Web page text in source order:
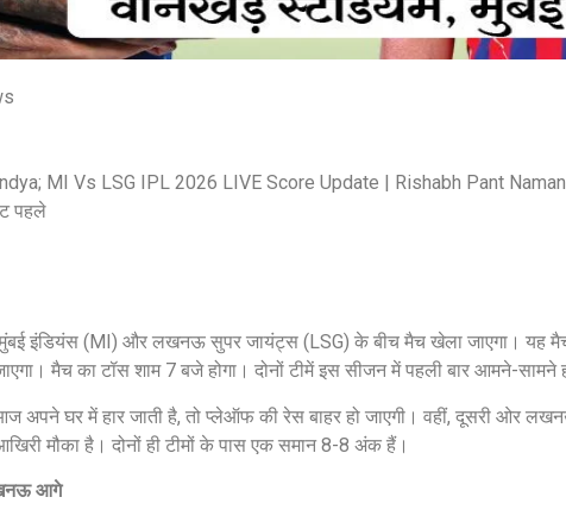
MI Vs LSG IPL 2026 LIVE Score Update | Rishabh Pant
पहले
मुंबई इंडियंस (MI) और लखनऊ सुपर जायंट्स (LSG) के बीच मैच खेला जाएगा। यह
मैच का टॉस शाम 7 बजे होगा। दोनों टीमें इस सीजन में पहली बार आमने-सामने
अपने घर में हार जाती है, तो प्लेऑफ की रेस बाहर हो जाएगी। वहीं, दूसरी ओर
मौका है। दोनों ही टीमों के पास एक समान 8-8 अंक हैं।
आगे